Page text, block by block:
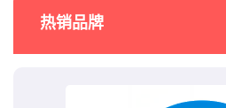
热销品牌